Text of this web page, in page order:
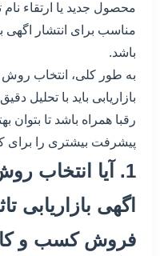
محصول جدید یا ارتقاء
مناسب برای انتشار اگهی
باشد.
به طور کلی، انتخاب روش
بازاریابی باید با تحلیل
رقبا همراه باشد تا بتوان
پیشرفت بیشتری را برای
1. آیا انتخاب
اگهی بازاریابی
فروش کسب و